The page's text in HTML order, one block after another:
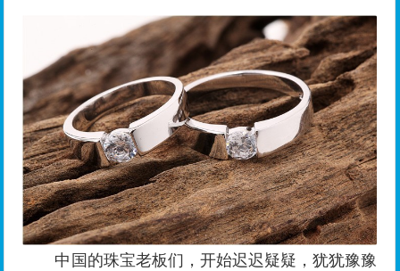
中国的珠宝老板们，开始迟迟疑疑，犹犹豫豫